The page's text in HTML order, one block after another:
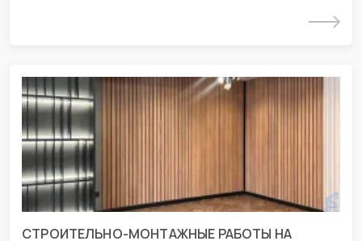
Подробнее
СТРОИТЕЛЬНО-МОНТАЖНЫЕ РАБОТЫ НА
СМР на третьем этаже офисного
здания в г. Краснодар
г. Краснодар, ул. Дзержинского 93/2